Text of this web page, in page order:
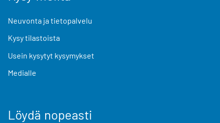
Neuvonta ja tietopalvelu
Kysy tilastoista
Usein kysytyt kysymykset
Medialle
Löydä nopeasti